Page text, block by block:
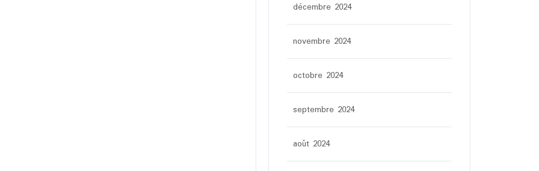
décembre 2024
novembre 2024
octobre 2024
septembre 2024
août 2024